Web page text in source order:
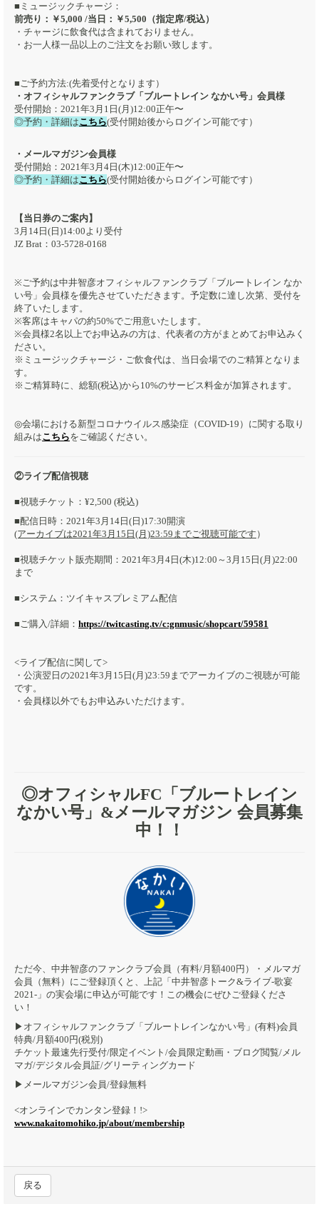
■ミュージックチャージ：
前売り：￥5,000 /当⽇：￥5,500（指定席/税込）
・チャージに飲食代は含まれておりません。
・お一人様一品以上のご注文をお願い致します。
■ご予約方法:(先着受付となります）
・オフィシャルファンクラブ「ブルートレイン なかい号」会員様
受付開始：2021年3月1日(月)12:00正午〜
◎予約・詳細はこちら(受付開始後からログイン可能です）
・メールマガジン会員様
受付開始：2021年3月4日(木)12:00正午〜
◎予約・詳細はこちら(受付開始後からログイン可能です）
【当日券のご案内】
3月14日(日)14:00より受付
JZ Brat：03-5728-0168
※ご予約は中井智彦オフィシャルファンクラブ「ブルートレイン なか
い号」会員様を優先させていただきます。予定数に達し次第、受付を
終了いたします。
​※客席はキャパの約50%でご用意いたします。
※会員様2名以上でお申込みの方は、代表者の方がまとめてお申込みく
ださい。
※ミュージックチャージ・ご飲食代は、当日会場でのご精算となりま
す。
※ご精算時に、総額(税込)から10%のサービス料金が加算されます。
◎会場における新型コロナウイルス感染症（COVID-19）に関する取り
組みはこちらをご確認ください。
②ライブ配信視聴
■視聴チケット：¥2,500 (税込)
■配信日時：2021年3月14日(日)17:30開演
(アーカイブは2021年3月15日(月)23:59までご視聴可能です ）
■視聴チケット販売期間：2021年3月4日(木)12:00～3月15日(月)22:00
まで
■システム：ツイキャスプレミアム配信
■ご購入/詳細： https://twitcasting.tv/c:gnmusic/shopcart/59581
<ライブ配信に関して>
・公演翌日の2021年3月15日(月)23:59までアーカイブのご視聴が可能
です。
・会員様以外でもお申込みいただけます。
◎オフィシャルFC「ブルートレイン
なかい号」&メールマガジン 会員募集
中！！
ただ今、中井智彦のファンクラブ会員（有料/月額400円）・メルマガ
会員（無料）にご登録頂くと、上記「中井智彦トーク&ライブ-歌宴
2021-」の実会場に申込が可能です！この機会にぜひご登録くださ
い！
▶︎オフィシャルファンクラブ「ブルートレインなかい号」(有料)会員
特典/月額400円(税別)
チケット最速先行受付/限定イベント/会員限定動画・ブログ閲覧/メル
マガ/デジタル会員証/グリーティングカード
▶︎メールマガジン会員/登録無料
<オンラインでカンタン登録！!>
www.nakaitomohiko.jp/about/membership
戻る